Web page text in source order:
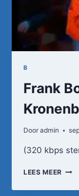
B
Frank
Dooradmin
(320 kbps
LEES MEER